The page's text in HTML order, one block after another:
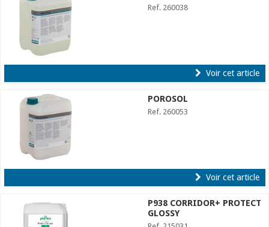
Ref. 260038
Voir cet article
POROSOL
Ref. 260053
Voir cet article
P938 CORRIDOR+ PROTECT
GLOSSY